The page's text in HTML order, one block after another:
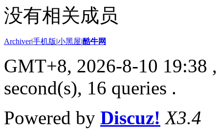
没有相关成员
Archiver|手机版|小黑屋|酷牛网
GMT+8, 2026-8-10 19:38
second(s), 16 queries .
Powered by Discuz! X3.4